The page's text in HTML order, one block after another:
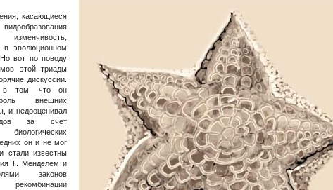
касающиеся
изменчивость,
в эволюционном
вот по поводу
этой триады
дискуссии.
в том, что он
внешних
и недооценивал
за счет
он и не мог
стали известны
Г. Менделем и
законов